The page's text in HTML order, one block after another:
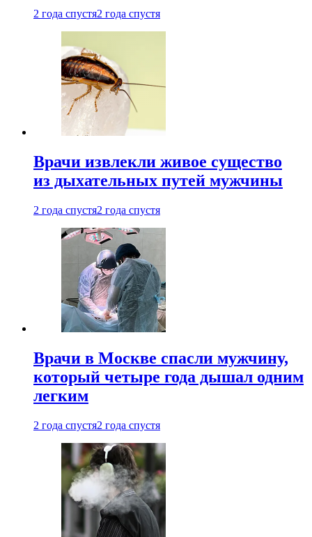
2 года спустя2 года спустя
Врачи извлекли живое существо
из дыхательных путей мужчины
2 года спустя2 года спустя
Врачи в Москве спасли мужчину,
который четыре года дышал одним
легким
2 года спустя2 года спустя